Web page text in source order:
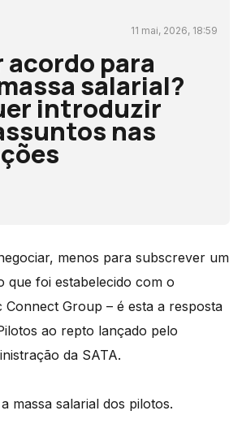
11 mai, 2026, 18:59
acordo para
salarial?
introduzir
nas
menos para subscrever um
que foi estabelecido com o
Group – é esta a resposta
ao repto lançado pelo
da SATA.
massa salarial dos pilotos.